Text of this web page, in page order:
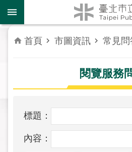
跳到主要內容區塊
到
館
資
訊
者
活
首頁 市圖資訊 常見問
閱覽服務
標題：
內容：